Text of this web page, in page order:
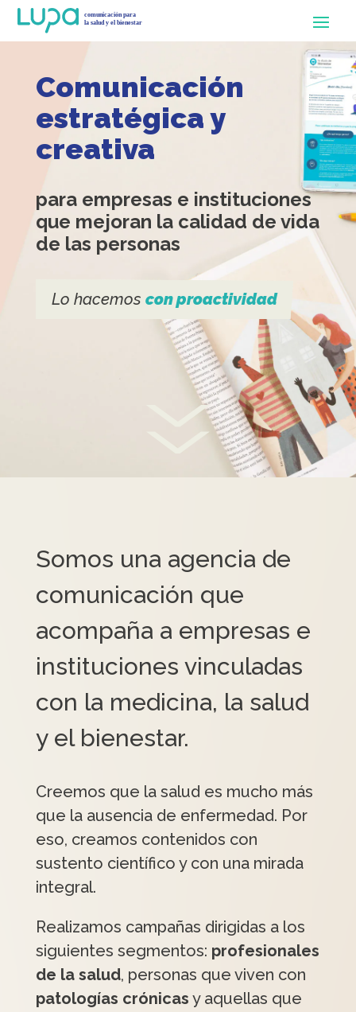
Comunicación
estratégica y
creativa
para empresas e instituciones
que mejoran la calidad de vida
de las personas
Lo hacemos con proactividad
Somos una agencia de
comunicación que
acompaña a empresas e
instituciones vinculadas
con la medicina, la salud
y el bienestar.
Creemos que la salud es mucho más
que la ausencia de enfermedad. Por
eso, creamos contenidos con
sustento científico y con una mirada
integral.
Realizamos campañas dirigidas a los
siguientes segmentos: profesionales
de la salud, personas que viven con
patologías crónicas y aquellas que